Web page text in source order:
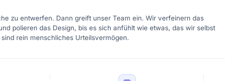
zu entwerfen. Dann greift unser Team ein. Wir verfeinern das
polieren das Design, bis es sich anfühlt wie etwas, das wir selbst
rein menschliches Urteilsvermögen.